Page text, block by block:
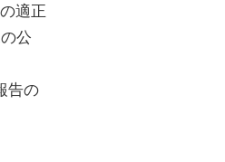
適正
公
告の